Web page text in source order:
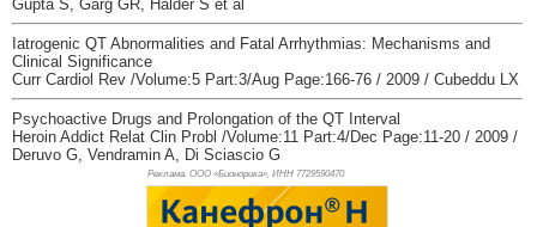
Gupta S, Garg GR, Halder S et al
Iatrogenic QT Abnormalities and Fatal Arrhythmias: Mechanisms and
Clinical Significance
Curr Cardiol Rev /Volume:5 Part:3/Aug Page:166-76 / 2009 / Cubeddu LX
Psychoactive Drugs and Prolongation of the QT Interval
Heroin Addict Relat Clin Probl /Volume:11 Part:4/Dec Page:11-20 / 2009 /
Deruvo G, Vendramin A, Di Sciascio G
Реклама. ООО «Бионорика», ИНН 7729590470